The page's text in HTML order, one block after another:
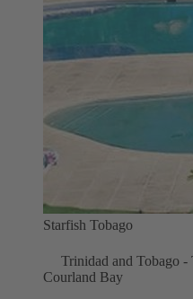
Starfish Tobago
Trinidad and Tobago
Courland Bay